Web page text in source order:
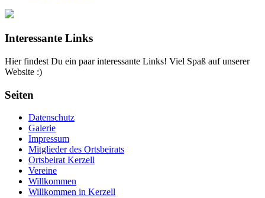
Interessante Links
Hier findest Du ein paar interessante Links! Viel Spaß auf unserer
Website :)
Seiten
Datenschutz
Galerie
Impressum
Mitglieder des Ortsbeirats
Ortsbeirat Kerzell
Vereine
Willkommen
Willkommen in Kerzell